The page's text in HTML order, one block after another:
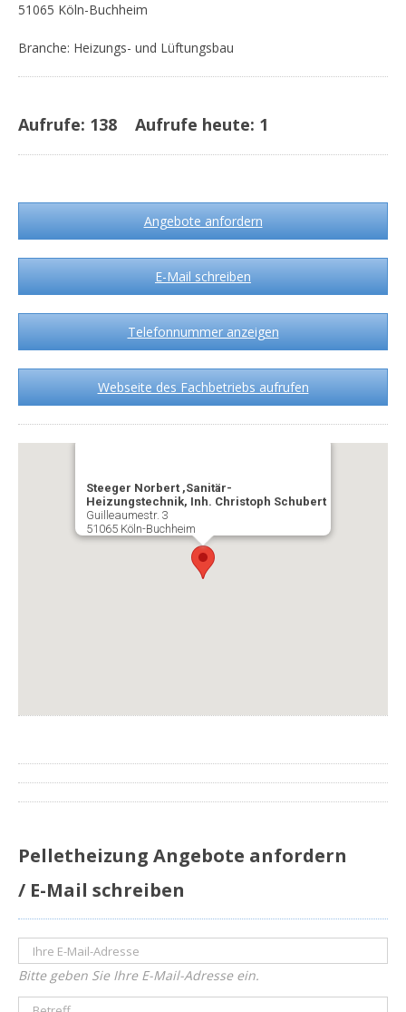
51065 Köln-Buchheim
Branche: Heizungs- und Lüftungsbau
Aufrufe: 138 Aufrufe heute: 1
Angebote anfordern
E-Mail schreiben
Telefonnummer anzeigen
Webseite des Fachbetriebs aufrufen
Steeger Norbert ,Sanitär-
Heizungstechnik, Inh. Christoph Schubert
Guilleaumestr. 3
51065 Köln-Buchheim
Pelletheizung Angebote anfordern
/ E-Mail schreiben
Bitte geben Sie Ihre E-Mail-Adresse ein.